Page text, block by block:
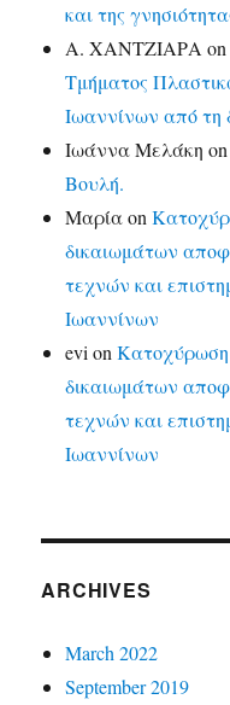
και της
Α. ΧΑΝΤΖΙΑΡΑ on
Τμήματος
Ιωαννίνων από τη
Ιωάννα Μελάκη on
Βουλή.
Μαρίαon
δικαιωμάτων
τεχνών και
Ιωαννίνων
evi on
δικαιωμάτων
τεχνών και
Ιωαννίνων
ARCHIVES
March 2022
September 2019